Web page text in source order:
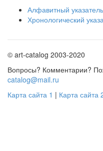
Алфавитный
Хронологический
© art-catalog 2003-2020
Вопросы? Комментарии?
catalog@mail.ru
Карта сайта 1 | Карта сайта